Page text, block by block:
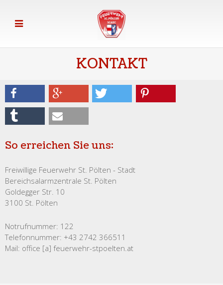
KONTAKT
So erreichen Sie uns:
Freiwillige Feuerwehr St. Pölten - Stadt
Bereichsalarmzentrale St. Pölten
Goldegger Str. 10
3100 St. Pölten
Notrufnummer: 122
Telefonnummer: +43 2742 366511
Mail: office [a] feuerwehr-stpoelten.at